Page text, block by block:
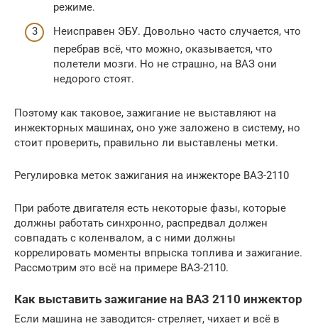
режиме.
Неисправен ЭБУ. Довольно часто случается, что
перебрав всё, что можно, оказывается, что
полетели мозги. Но не страшно, на ВАЗ они
недорого стоят.
Поэтому как таковое, зажигание не выставляют на
инжекторных машинах, оно уже заложено в систему, но
стоит проверить, правильно ли выставлены метки.
Регулировка меток зажигания на инжекторе ВАЗ-2110
При работе двигателя есть некоторые фазы, которые
должны работать синхронно, распредвал должен
совпадать с коленвалом, а с ними должны
коррелировать моменты впрыска топлива и зажигание.
Рассмотрим это всё на примере ВАЗ-2110.
Как выставить зажигание на ВАЗ 2110 инжектор
Если машина не заводится- стреляет, чихает и всё в